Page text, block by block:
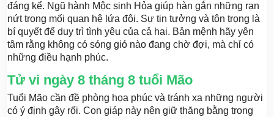
đáng kể. Ngũ hành Mộc sinh Hỏa giúp hàn gắn những rạn
nứt trong mối quan hệ lứa đôi. Sự tin tưởng và tôn trọng là
bí quyết để duy trì tình yêu của cả hai. Bản mệnh hãy yên
tâm rằng không có sóng gió nào đang chờ đợi, mà chỉ có
những điều hạnh phúc.
Tử vi ngày 8 tháng 8 tuổi Mão
Tuổi Mão cần đề phòng họa phúc và tránh xa những người
có ý định gây rối. Con giáp này nên giữ thăng bằng trong